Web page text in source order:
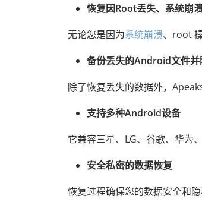
恢复因Root丢失、系统崩
无论您是因为系统崩溃、root
备份丢失的Android文件并
除了恢复丢失的数据外，
支持多种Android设备
它兼容三星、LG、谷歌、华为
安全私密的数据恢复
恢复过程确保您的数据安全和